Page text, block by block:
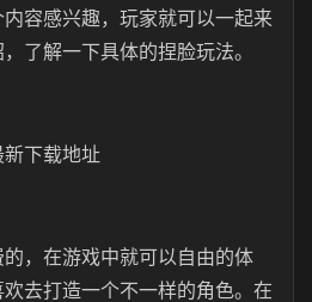
容感兴趣，玩家就可以一起来
了解一下具体的捏脸玩法。
新下载地址
，在游戏中就可以自由的体
去打造一个不一样的角色。在